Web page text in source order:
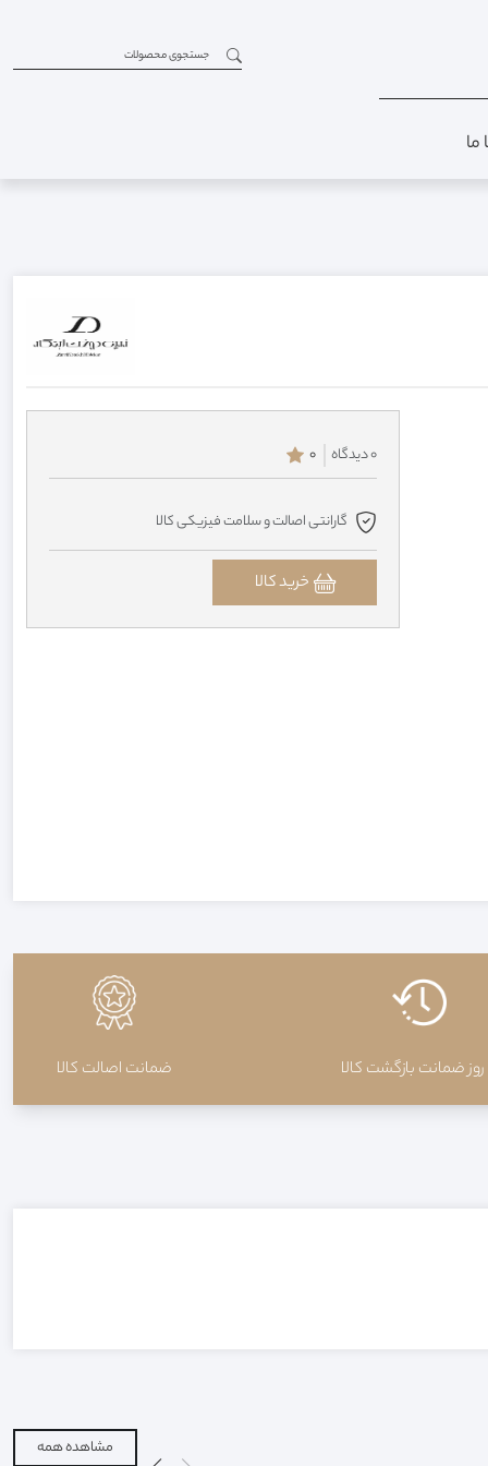
0 دیدگاه 0
گارانتی اصالت و سلامت فیزیکی کالا
خرید کالا
ضمانت اصالت کالا
مشاهده همه